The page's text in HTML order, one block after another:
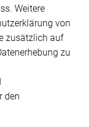
Weitere
von
zusätzlich auf
zu
den